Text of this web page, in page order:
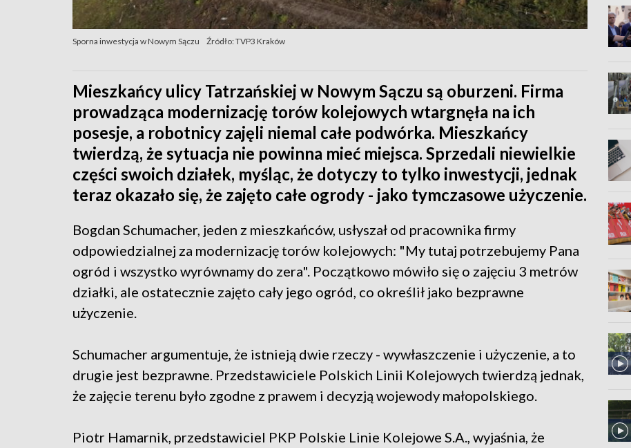
Sporna inwestycja w Nowym Sączu Źródło: TVP3 Kraków
Mieszkańcy ulicy Tatrzańskiej w Nowym Sączu są oburzeni. Firma
prowadząca modernizację torów kolejowych wtargnęła na ich
posesje, a robotnicy zajęli niemal całe podwórka. Mieszkańcy
twierdzą, że sytuacja nie powinna mieć miejsca. Sprzedali niewielkie
części swoich działek, myśląc, że dotyczy to tylko inwestycji, jednak
teraz okazało się, że zajęto całe ogrody - jako tymczasowe użyczenie.
Bogdan Schumacher, jeden z mieszkańców, usłyszał od pracownika firmy
odpowiedzialnej za modernizację torów kolejowych: "My tutaj potrzebujemy Pana
ogród i wszystko wyrównamy do zera". Początkowo mówiło się o zajęciu 3 metrów
działki, ale ostatecznie zajęto cały jego ogród, co określił jako bezprawne
użyczenie.
Schumacher argumentuje, że istnieją dwie rzeczy - wywłaszczenie i użyczenie, a to
drugie jest bezprawne. Przedstawiciele Polskich Linii Kolejowych twierdzą jednak,
że zajęcie terenu było zgodne z prawem i decyzją wojewody małopolskiego.
Piotr Hamarnik, przedstawiciel PKP Polskie Linie Kolejowe S.A., wyjaśnia, że